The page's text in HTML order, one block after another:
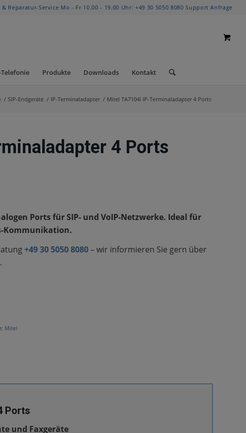
Reparatur-Service Mo - Fr 10.00 - 19.00 Uhr: +49 30 5050 8080 Support Anfrage
Produkte Downloads Kontakt
/ SIP-Endgeräte / IP-Terminaladapter / Mitel TA7104i IP-Terminaladapter 4 Ports
4 Ports
Ports für SIP- und VoIP-Netzwerke. Ideal für
Kommunikation.
+49 30 5050 8080– wir informieren Sie gern über
Mitel
Ports
und Faxgeräte